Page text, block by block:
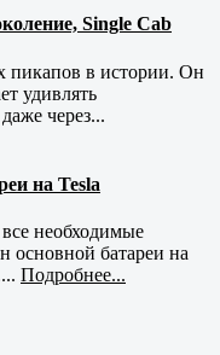
Single Cab
пикапов в истории. Он
удивлять
через...
на Tesla
необходимые
основной батареи на
Подробнее...